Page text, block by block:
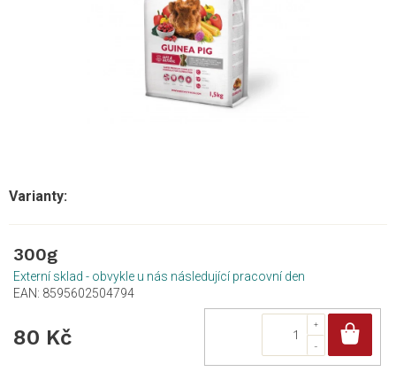
300g
Externí sklad - obvykle u nás následující pracovní den
EAN: 8595602504794
80 Kč